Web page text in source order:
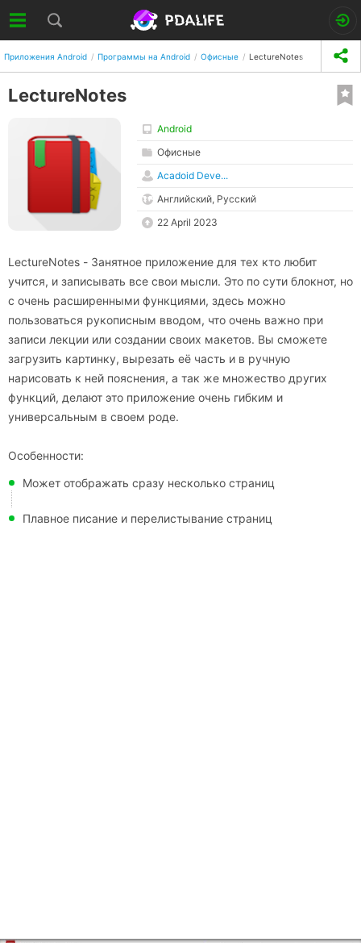
Приложения Android Программы на Android Офисные LectureNotes
LectureNotes
Android
Офисные
Acadoid Deve...
Английский, Русский
22 April 2023
LectureNotes - Занятное приложение для тех кто любит
учится, и записывать все свои мысли. Это по сути блокнот, но
с очень расширенными функциями, здесь можно
пользоваться рукописным вводом, что очень важно при
записи лекции или создании своих макетов. Вы сможете
загрузить картинку, вырезать её часть и в ручную
нарисовать к ней пояснения, а так же множество других
функций, делают это приложение очень гибким и
универсальным в своем роде.
Особенности:
Может отображать сразу несколько страниц
Плавное писание и перелистывание страниц